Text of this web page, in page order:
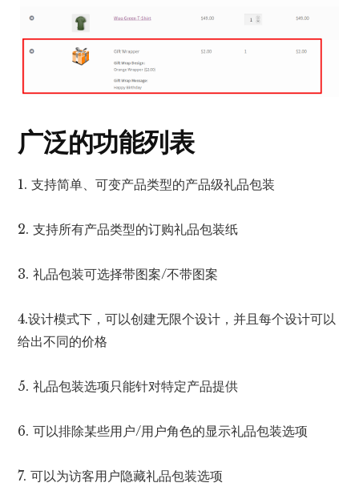
广泛的功能列表
1. 支持简单、可变产品类型的产品级礼品包装
2. 支持所有产品类型的订购礼品包装纸
3. 礼品包装可选择带图案/不带图案
4.设计模式下，可以创建无限个设计，并且每个设计可以
给出不同的价格
5. 礼品包装选项只能针对特定产品提供
6. 可以排除某些用户/用户角色的显示礼品包装选项
7. 可以为访客用户隐藏礼品包装选项